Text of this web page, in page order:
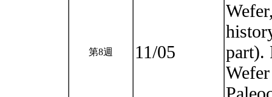
第8週 11/05
part).